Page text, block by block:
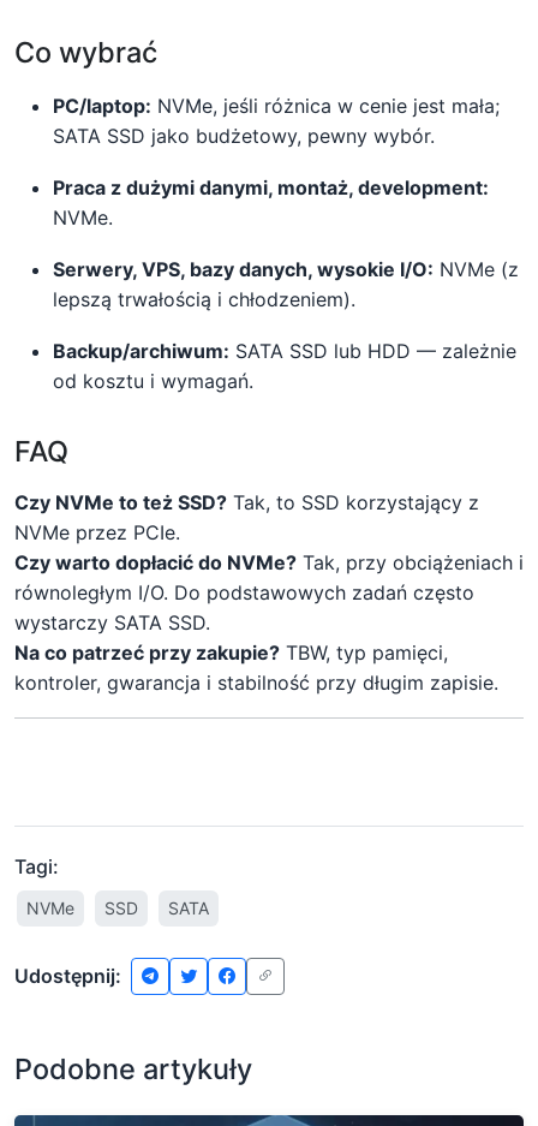
Co wybrać
PC/laptop: NVMe, jeśli różnica w cenie jest mała;
SATA SSD jako budżetowy, pewny wybór.
Praca z dużymi danymi, montaż, development:
NVMe.
Serwery, VPS, bazy danych, wysokie I/O: NVMe (z
lepszą trwałością i chłodzeniem).
Backup/archiwum: SATA SSD lub HDD — zależnie
od kosztu i wymagań.
FAQ
Czy NVMe to też SSD? Tak, to SSD korzystający z
NVMe przez PCIe.
Czy warto dopłacić do NVMe? Tak, przy obciążeniach i
równoległym I/O. Do podstawowych zadań często
wystarczy SATA SSD.
Na co patrzeć przy zakupie? TBW, typ pamięci,
kontroler, gwarancja i stabilność przy długim zapisie.
Tagi:
NVMe SSD SATA
Udostępnij:
Podobne artykuły